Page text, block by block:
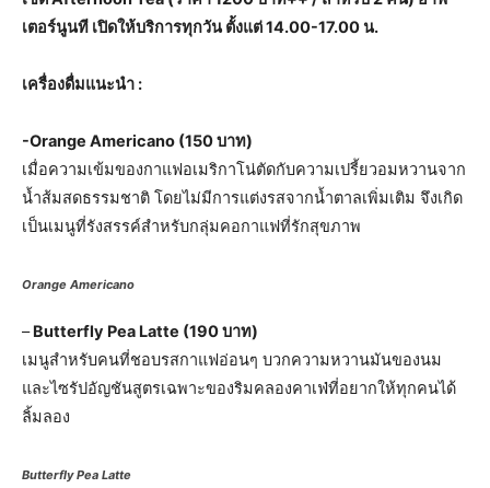
เตอร์นูนที เปิดให้บริการทุกวัน ตั้งแต่ 14.00-17.00 น.
เครื่องดื่มแนะนำ :
-Orange Americano (150 บาท)
เมื่อความเข้มของกาแฟอเมริกาโน่ตัดกับความเปรี้ยวอมหวานจาก
น้ำส้มสดธรรมชาติ โดยไม่มีการแต่งรสจากน้ำตาลเพิ่มเติม จึงเกิด
เป็นเมนูที่รังสรรค์สำหรับกลุ่มคอกาแฟที่รักสุขภาพ
Orange Americano
–Butterfly Pea Latte (190 บาท)
เมนูสำหรับคนที่ชอบรสกาแฟอ่อนๆ บวกความหวานมันของนม
และไซรัปอัญชันสูตรเฉพาะของริมคลองคาเฟ่ที่อยากให้ทุกคนได้
ลิ้มลอง
Butterfly Pea Latte